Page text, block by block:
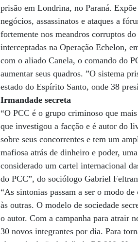
prisão em Londrina, no Paraná.
negócios, assassinatos e ataques a
fortemente nos meandros corruptos
interceptadas na Operação Echelon,
com o aliado Canela, o comando do
aumentar seus quadros. ”O sistema
estado do Espírito Santo, onde 38
Irmandade secreta
“O PCC é o grupo criminoso que
que investigou a facção e é autor do
sobre seus concorrentes e tem um
mafiosa atrás de dinheiro e poder,
considerado um cartel internacional
do PCC”, do sociólogo Gabriel
“As sintonias passam a ser o modo
às outras. O modelo de sociedade
o autor. Com a campanha para atrair
30 novos integrantes por dia. Para